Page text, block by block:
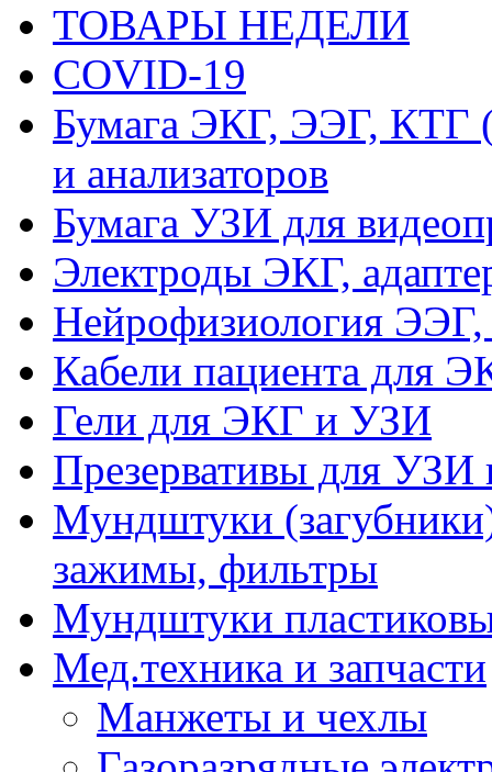
ТОВАРЫ НЕДЕЛИ
COVID-19
Бумага ЭКГ, ЭЭГ, КТГ
и анализаторов
Бумага УЗИ для
Электроды ЭКГ,
Нейрофизиология
Кабели пациента для
Гели для ЭКГ и УЗИ
Презервативы для УЗИ
Мундштуки
зажимы, фильтры
Мундштуки
Мед.техника и запчасти
Манжеты и чехлы